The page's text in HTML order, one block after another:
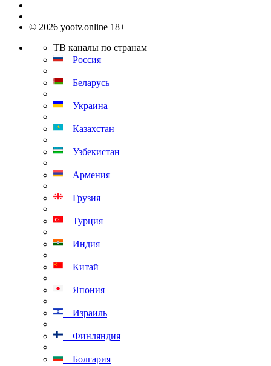
© 2026 yootv.online 18+
ТВ каналы по странам
Россия
Беларусь
Украина
Казахстан
Узбекистан
Армения
Грузия
Турция
Индия
Китай
Япония
Израиль
Финляндия
Болгария